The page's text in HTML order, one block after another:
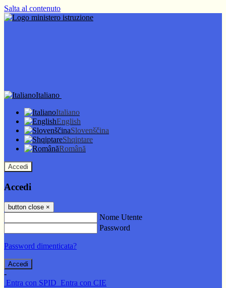
Salta al contenuto
Italiano
Italiano
English
Slovenščina
Shqiptare
Română
Accedi
Accedi
button close ×
Nome Utente
Password
Password dimenticata?
-
Entra con SPID Entra con CIE